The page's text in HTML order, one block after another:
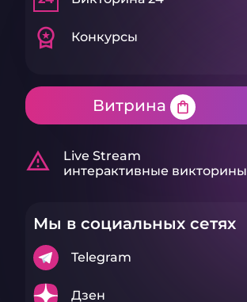
workspace_premium Конкурсы
Витрина shopping_bag
warning_amber
Live Stream
интерактивные викторины
Мы в социальных сетях
Telegram
Дзен